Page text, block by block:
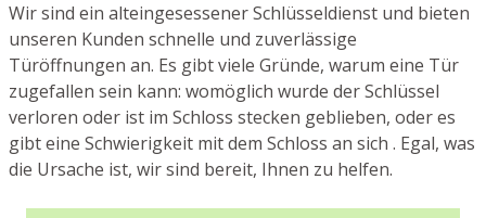
Wir sind ein alteingesessener Schlüsseldienst und bieten
unseren Kunden schnelle und zuverlässige
Türöffnungen an. Es gibt viele Gründe, warum eine Tür
zugefallen sein kann: womöglich wurde der Schlüssel
verloren oder ist im Schloss stecken geblieben, oder es
gibt eine Schwierigkeit mit dem Schloss an sich . Egal, was
die Ursache ist, wir sind bereit, Ihnen zu helfen.